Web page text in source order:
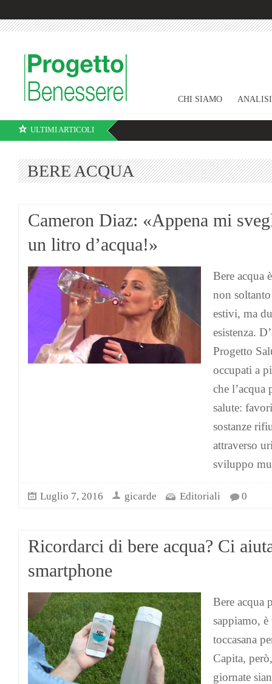
CHI SIAMO ANALISI
ULTIMI ARTICOLI
BERE ACQUA
Cameron Diaz: «Appena mi
un litro d’acqua!»
Bere acqua
non
estivi, ma
esistenza.
Progetto
occupati a
che l’acqua
salute:
sostanze
attraverso
sviluppo
Luglio 7, 2016 gicarde Editoriali 0
Ricordarci di bere acqua? Ci
smartphone
Bere acqua
sappiamo,
toccasana
Capita,
giornate